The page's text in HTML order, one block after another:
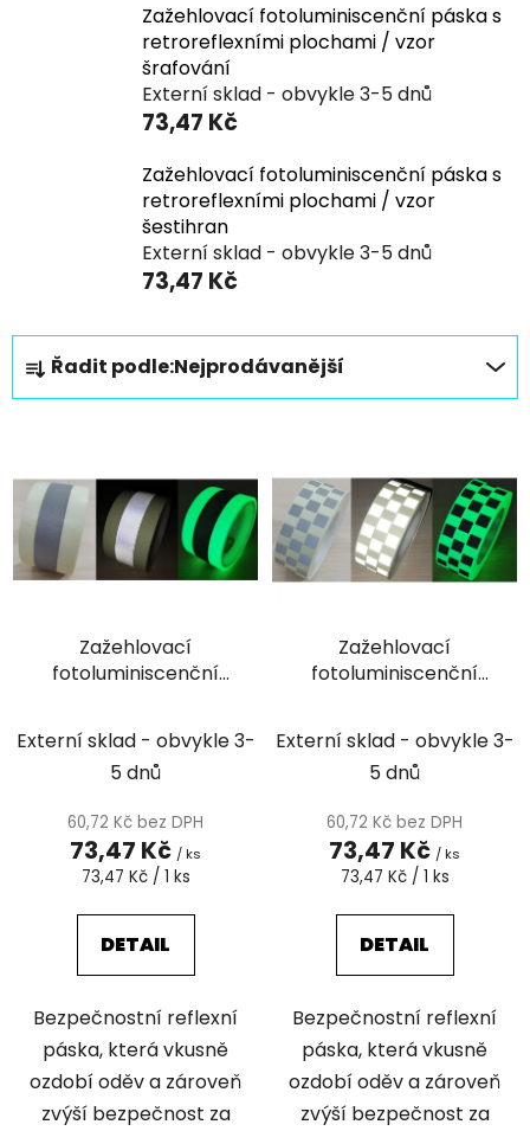
Zažehlovací fotoluminiscenční páska s
retroreflexními plochami / vzor
šrafování
Externí sklad - obvykle 3-5 dnů
73,47 Kč
Zažehlovací fotoluminiscenční páska s
retroreflexními plochami / vzor
šestihran
Externí sklad - obvykle 3-5 dnů
73,47 Kč
Ř
a
z
n
p
r
ů
Řadit podle:Nejprodávanější
ý
i
s
p
k
Zažehlovací
fotoluminiscenční
retroreflexními
plochami / vzor pás
2cm
Externí sklad - obvykle 3-
5 dnů
60,72 Kč bez DPH
73,47 Kč / ks
Měrná
73,47 Kč / 1 ks
DETAIL
Bezpečnostní reflexní
páska, která vkusně
ozdobí oděv a zároveň
zvýší bezpečnost za
Zažehlovací
fotoluminiscenční
retroreflexními
plochami / vzor
čtverečky
Externí sklad - obvykle 3-
5 dnů
60,72 Kč bez DPH
73,47 Kč / ks
Měrná
73,47 Kč / 1 ks
DETAIL
Bezpečnostní reflexní
páska, která vkusně
ozdobí oděv a zároveň
zvýší bezpečnost za